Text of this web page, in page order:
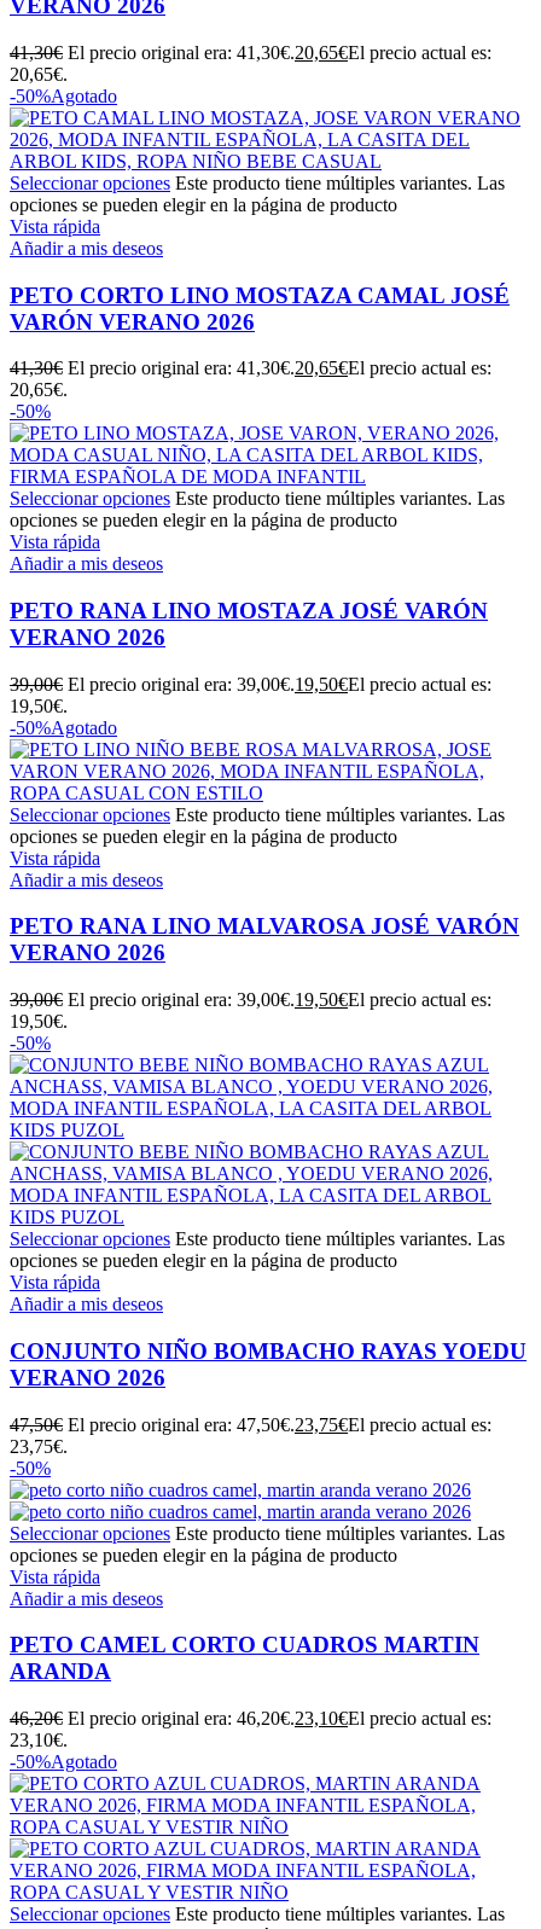
VERANO 2026
41,30€ El precio original era: 41,30€.20,65€El precio actual es:
20,65€.
-50%Agotado
Seleccionar opciones Este producto tiene múltiples variantes. Las
opciones se pueden elegir en la página de producto
Vista rápida
Añadir a mis deseos
PETO CORTO LINO MOSTAZA CAMAL JOSÉ
VARÓN VERANO 2026
41,30€ El precio original era: 41,30€.20,65€El precio actual es:
20,65€.
-50%
Seleccionar opciones Este producto tiene múltiples variantes. Las
opciones se pueden elegir en la página de producto
Vista rápida
Añadir a mis deseos
PETO RANA LINO MOSTAZA JOSÉ VARÓN
VERANO 2026
39,00€ El precio original era: 39,00€.19,50€El precio actual es:
19,50€.
-50%Agotado
Seleccionar opciones Este producto tiene múltiples variantes. Las
opciones se pueden elegir en la página de producto
Vista rápida
Añadir a mis deseos
PETO RANA LINO MALVAROSA JOSÉ VARÓN
VERANO 2026
39,00€ El precio original era: 39,00€.19,50€El precio actual es:
19,50€.
-50%
Seleccionar opciones Este producto tiene múltiples variantes. Las
opciones se pueden elegir en la página de producto
Vista rápida
Añadir a mis deseos
CONJUNTO NIÑO BOMBACHO RAYAS YOEDU
VERANO 2026
47,50€ El precio original era: 47,50€.23,75€El precio actual es:
23,75€.
-50%
Seleccionar opciones Este producto tiene múltiples variantes. Las
opciones se pueden elegir en la página de producto
Vista rápida
Añadir a mis deseos
PETO CAMEL CORTO CUADROS MARTIN
ARANDA
46,20€ El precio original era: 46,20€.23,10€El precio actual es:
23,10€.
-50%Agotado
Seleccionar opciones Este producto tiene múltiples variantes. Las